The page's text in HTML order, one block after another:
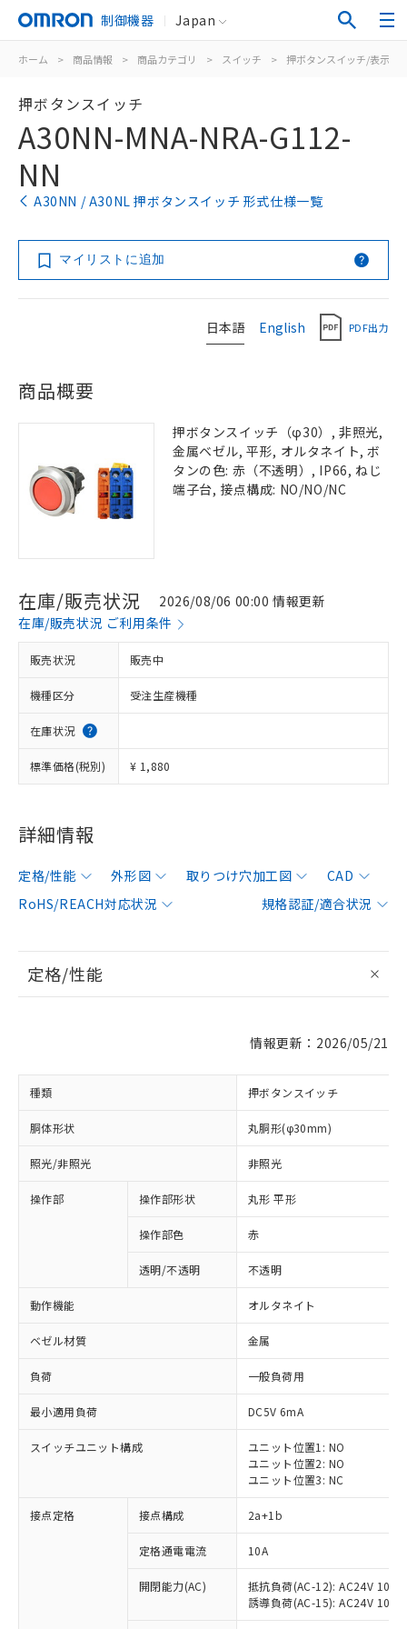
制御機器 Japan
ホーム > 商品情報 > 商品カテゴリ > スイッチ > 押ボタンスイッチ/表示灯
押ボタンスイッチ
A30NN-MNA-NRA-G112-
NN
A30NN / A30NL 押ボタンスイッチ 形式仕様一覧
マイリストに追加
日本語 English PDF出力
商品概要
押ボタンスイッチ（φ30）, 非照光,
金属ベゼル, 平形, オルタネイト, ボ
タンの色: 赤（不透明）, IP66, ねじ
端子台, 接点構成: NO/NO/NC
在庫/販売状況
2026/08/06 00:00 情報更新
在庫/販売状況 ご利用条件
販売状況 販売中
機種区分 受注生産機種
在庫状況
標準価格(税別) ¥ 1,880
詳細情報
定格/性能 外形図 取りつけ穴加工図
CAD
RoHS/REACH対応状況
規格認証/適合状況
定格/性能
情報更新：2026/05/21
種類 押ボタンスイッチ
胴体形状 丸胴形(φ30mm)
照光/非照光 非照光
操作部 操作部形状 丸形 平形
操作部色 赤
透明/不透明 不透明
動作機能 オルタネイト
ベゼル材質 金属
負荷 一般負荷用
最小適用負荷 DC5V 6mA
スイッチユニット構成
ユニット位置1: NO
ユニット位置2: NO
ユニット位置3: NC
接点定格 接点構成 2a+1b
定格通電電流 10A
開閉能力(AC)
抵抗負荷(AC-12): AC24V 10A/
誘導負荷(AC-15): AC24V
※1 対応状況
対応済み：EU RoHS指令（10物質）の
非含有に対応した製品が提供可能な商品で
対応予定：EU RoHS指令（10物質）の非含